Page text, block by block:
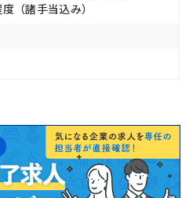
（諸手当込み）